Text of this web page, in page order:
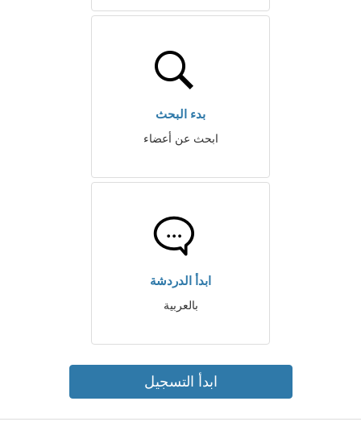
بدء البحث
ابحث عن أعضاء
ابدأ الدردشة
بالعربية
ابدأ التسجيل